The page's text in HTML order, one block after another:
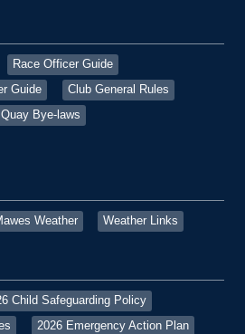
Race Officer Guide
Guide
Club General Rules
Quay Bye-laws
Weather Weather Links
Child Safeguarding Policy
2026 Emergency Action Plan